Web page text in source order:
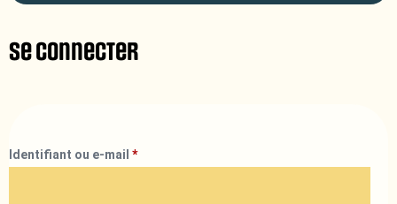
Se connecter
Identifiant ou e-mail *